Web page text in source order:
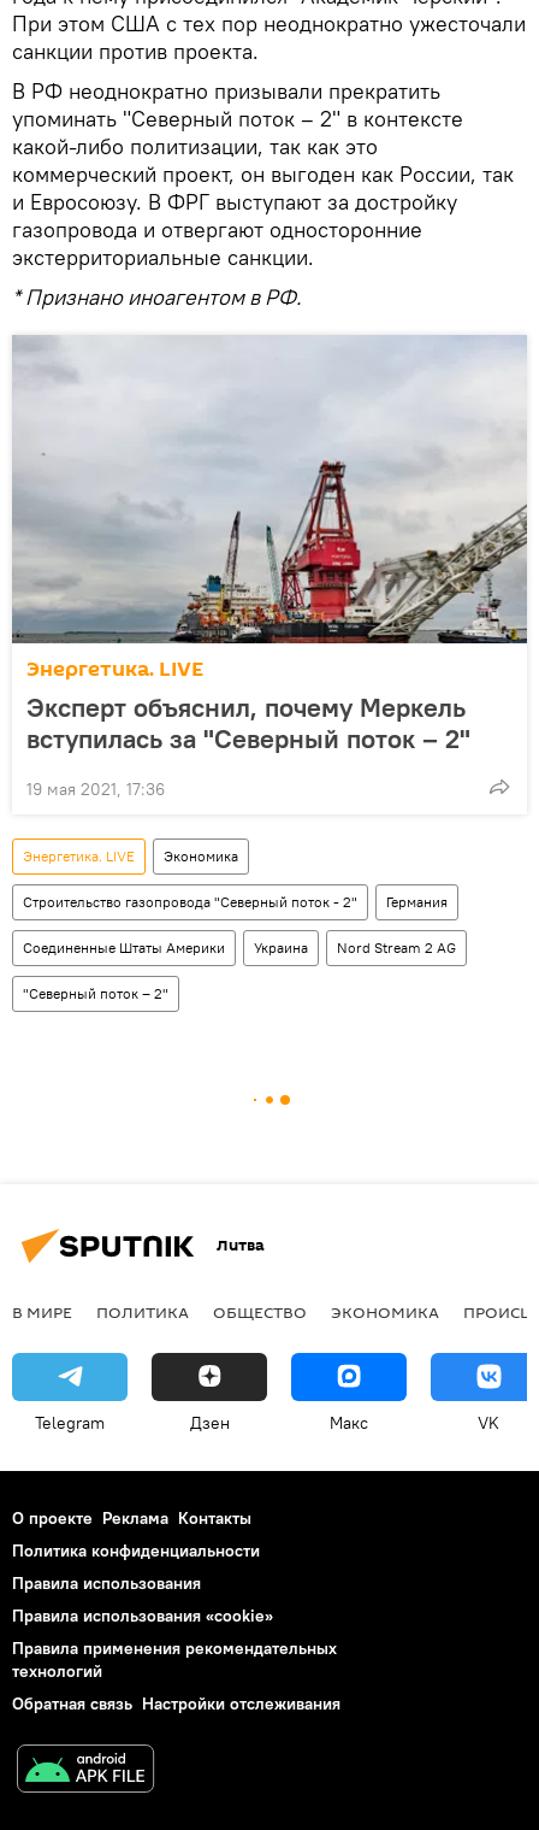
При этом США с тех пор неоднократно ужесточали
санкции против проекта.
В РФ неоднократно призывали прекратить
упоминать "Северный поток – 2" в контексте
какой-либо политизации, так как это
коммерческий проект, он выгоден как России, так
и Евросоюзу. В ФРГ выступают за достройку
газопровода и отвергают односторонние
экстерриториальные санкции.
* Признано иноагентом в РФ.
Энергетика. LIVE
Эксперт объяснил, почему Меркель
вступилась за "Северный поток – 2"
19 мая 2021, 17:36
Энергетика. LIVE Экономика
Строительство газопровода "Северный поток - 2" Германия
Соединенные Штаты Америки Украина Nord Stream 2 AG
"Северный поток – 2"
Литва
В МИРЕ ПОЛИТИКА ОБЩЕСТВО ЭКОНОМИКА
Telegram Дзен Макс VK
О проекте Реклама Контакты
Политика конфиденциальности
Правила использования
Правила использования «cookie»
Правила применения рекомендательных
технологий
Обратная связь Настройки отслеживания